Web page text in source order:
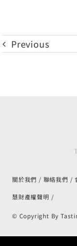
Previous
關於我們 聯絡我們
慧財產權聲明
© Copyright By